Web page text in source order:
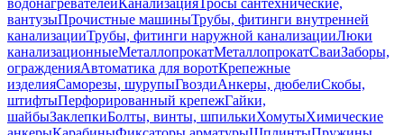
водонагревателейКанализацияТросы сантехнические,
вантузыПрочистные машиныТрубы, фитинги внутренней
канализацииТрубы, фитинги наружной канализацииЛюки
канализационныеМеталлопрокатМеталлопрокатСваиЗаборы,
огражденияАвтоматика для воротКрепежные
изделияСаморезы, шурупыГвоздиАнкеры, дюбелиСкобы,
штифтыПерфорированный крепежГайки,
шайбыЗаклепкиБолты, винты, шпилькиХомутыХимические